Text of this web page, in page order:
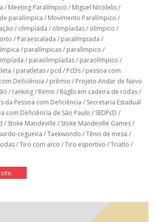
/ Meeting Paralímpico / Miguel Nicolelis/
paralímpica / Movimento Paralímpico /
/ olimpíada / olimpíadas/ olímpico /
/ Paraescalada / paralímpiada /
/ paralímpicas/ paralímpico /
/ paraolimpíadas/ paraolímpico /
/ paratletas/ pcd / PcDs/ pessoa com
Deficiência / prêmio / Projeto Andar de Novo
/ ranking/ Remo / Rúgbi em cadeira de rodas/
da Pessoa com Deficiência / Secretaria Estadual
com Deficiência de São Paulo / SEDPcD /
/ Stoke Mandeville / Stoke Mandeville Games/
cegueira /Taekwondo /Tênis de mesa /
/Tiro com arco /Tiro esportivo /Triatlo /
"História